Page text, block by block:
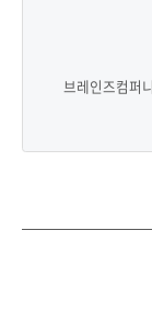
브레인즈컴퍼